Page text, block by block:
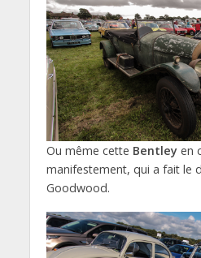
Ou même cette Bentleyen
manifestement, qui a fait le
Goodwood.